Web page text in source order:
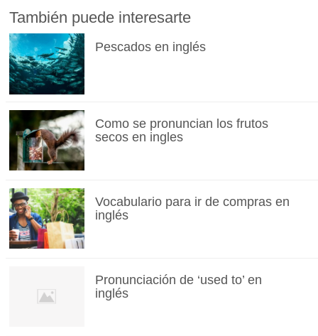
También puede interesarte
Pescados en inglés
Como se pronuncian los frutos
secos en ingles
Vocabulario para ir de compras en
inglés
Pronunciación de ‘used to’ en
inglés